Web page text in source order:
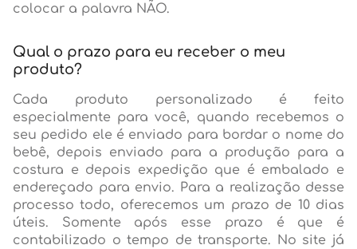
colocar a palavra NÃO.
Qual o prazo para eu receber o meu
produto?
Cada produto personalizado é feito
especialmente para você, quando recebemos o
seu pedido ele é enviado para bordar o nome do
bebê, depois enviado para a produção para a
costura e depois expedição que é embalado e
endereçado para envio. Para a realização desse
processo todo, oferecemos um prazo de 10 dias
úteis. Somente após esse prazo é que é
contabilizado o tempo de transporte. No site já